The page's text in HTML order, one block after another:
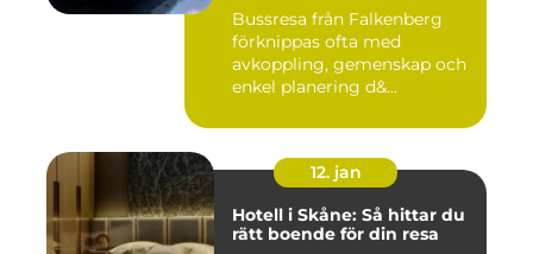
Bussresa från Falkenberg
förknippas ofta med
avkoppling, gemenskap och
enkel planering d&...
12. jan
Hotell i Skåne: Så hittar du
rätt boende för din resa